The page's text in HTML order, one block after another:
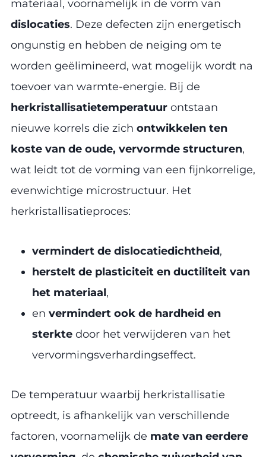
materiaal, voornamelijk in de vorm van
dislocaties. Deze defecten zijn energetisch
ongunstig en hebben de neiging om te
worden geëlimineerd, wat mogelijk wordt na
toevoer van warmte-energie. Bij de
herkristallisatietemperatuur ontstaan
nieuwe korrels die zich ontwikkelen ten
koste van de oude, vervormde structuren,
wat leidt tot de vorming van een fijnkorrelige,
evenwichtige microstructuur. Het
herkristallisatieproces:
vermindert de dislocatiedichtheid,
herstelt de plasticiteit en ductiliteit van
het materiaal,
en vermindert ook de hardheid en
sterkte door het verwijderen van het
vervormingsverhardingseffect.
De temperatuur waarbij herkristallisatie
optreedt, is afhankelijk van verschillende
factoren, voornamelijk de mate van eerdere